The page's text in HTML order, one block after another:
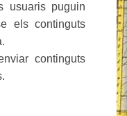
usuaris puguin
els continguts
continguts